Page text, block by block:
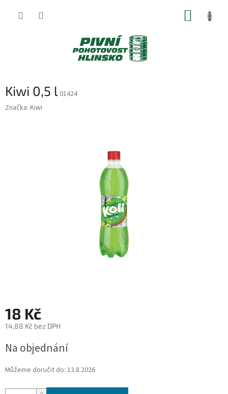
Kiwi 0,5 l 01424
Značka: Kiwi
18 Kč
14,88 Kč bez DPH
cena:
Na objednání
Můžeme doručit do: 13.8.2026